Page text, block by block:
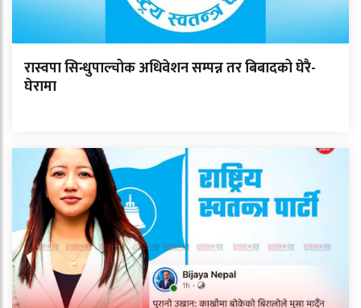
रास्वपा सिन्धुपाल्चोक अधिवेशन सम्पन्न तर बिबादको घेरै-
घेरामा